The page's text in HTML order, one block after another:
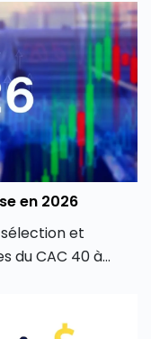
en 2026
et
du CAC 40 à